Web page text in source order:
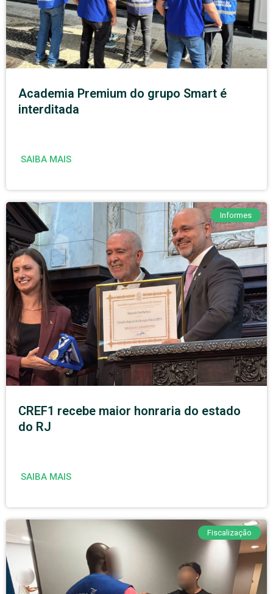
Academia Premium do grupo Smart é
interditada
SAIBA MAIS
Informes
CREF1 recebe maior honraria do estado
do RJ
SAIBA MAIS
Fiscalização